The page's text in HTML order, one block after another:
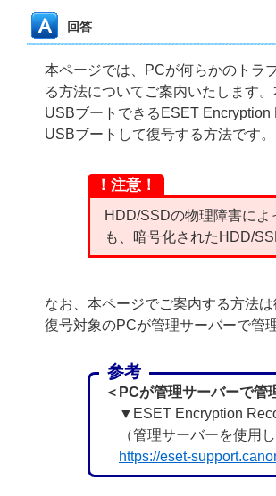
回答
本ページでは、PCが何らかのトラ
る方法についてご案内いたします
USBブートできるESET
USBブートして復号する方法です。
！注意！
HDD/SSDの物理障害に
も、暗号化されたHDD/
なお、本ページでご案内する方法
復号対象のPCが管理サーバーで管
参考
＜PCが管理サーバーで
▼ESET Encryption
（管理サーバーを使用し
https://eset-